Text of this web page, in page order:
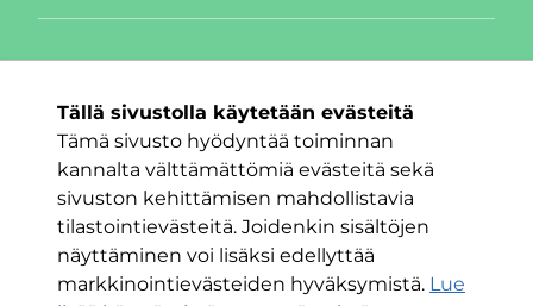
Tällä sivustolla käytetään evästeitä
Tämä sivusto hyödyntää toiminnan
kannalta välttämättömiä evästeitä sekä
sivuston kehittämisen mahdollistavia
tilastointievästeitä. Joidenkin sisältöjen
näyttäminen voi lisäksi edellyttää
markkinointievästeiden hyväksymistä. Lue
Facebook
TwitterInstagram